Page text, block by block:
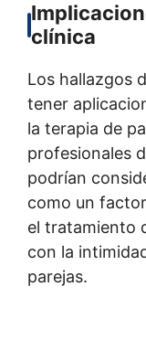
clínica
Los hallazgos
tener
la terapia de
profesionales
podrían
como un
el tratamiento
con la
parejas.